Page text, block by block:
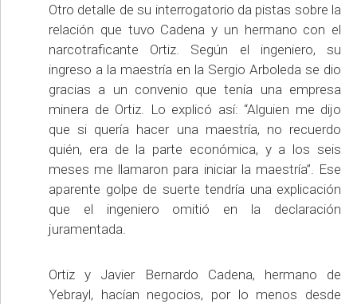
Otro detalle de su interrogatorio da pistas sobre la
relación que tuvo Cadena y un hermano con el
narcotraficante Ortiz. Según el ingeniero, su
ingreso a la maestría en la Sergio Arboleda se dio
gracias a un convenio que tenía una empresa
minera de Ortiz. Lo explicó así: “Alguien me dijo
que si quería hacer una maestría, no recuerdo
quién, era de la parte económica, y a los seis
meses me llamaron para iniciar la maestría”. Ese
aparente golpe de suerte tendría una explicación
que el ingeniero omitió en la declaración
juramentada.
Ortiz y Javier Bernardo Cadena, hermano de
Yebrayl, hacían negocios, por lo menos desde